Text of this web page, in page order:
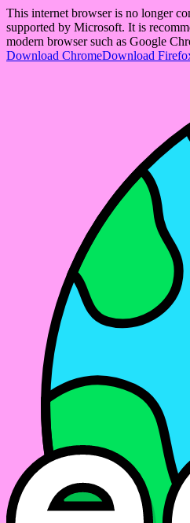
This internet browser is no longer
supported by Microsoft. It is
modern browser such as Google
Download ChromeDownload